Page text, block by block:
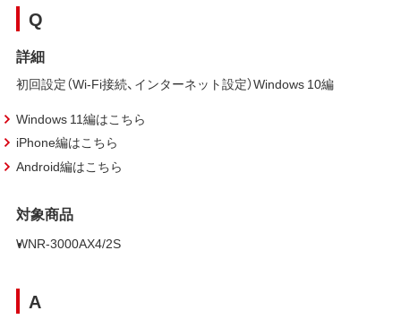
Q
詳細
初回設定（Wi-Fi接続、インターネット設定）Windows 10編
Windows 11編はこちら
iPhone編はこちら
Android編はこちら
対象商品
WNR-3000AX4/2S
A